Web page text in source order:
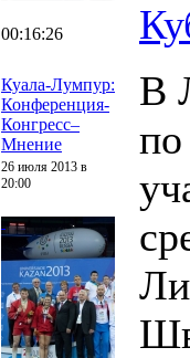
00:16:26
Куала-Лумпур:
Конференция-
Конгресс–
Мнение
26 июля 2013 в
20:00
В